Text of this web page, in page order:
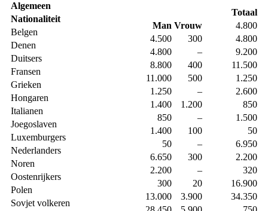
Algemeen
Nationaliteit
Belgen
Denen
Duitsers
Fransen
Grieken
Hongaren
Italianen
Joegoslaven
Luxemburgers
Nederlanders
Noren
Oostenrijkers
Polen
Sovjet volkeren
Man
4.500
4.800
8.800
11.000
1.250
1.400
850
1.400
50
6.650
2.200
300
13.000
Vrouw
300
–
400
500
–
1.200
–
100
–
300
–
20
3.900
Totaal
4.800
4.800
9.200
11.500
1.250
2.600
850
1.500
50
6.950
2.200
320
16.900
34.350